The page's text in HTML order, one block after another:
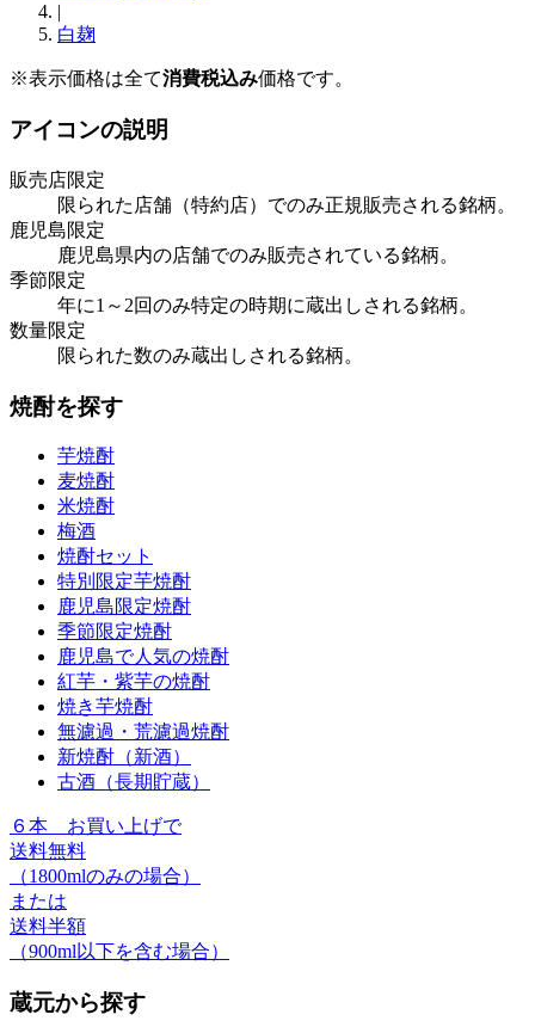
|
白麹
※表示価格は全て消費税込み価格です。
アイコンの説明
販売店限定
限られた店舗（特約店）でのみ正規販売される銘柄。
鹿児島限定
鹿児島県内の店舗でのみ販売されている銘柄。
季節限定
年に1～2回のみ特定の時期に蔵出しされる銘柄。
数量限定
限られた数のみ蔵出しされる銘柄。
焼酎を探す
芋焼酎
麦焼酎
米焼酎
梅酒
焼酎セット
特別限定芋焼酎
鹿児島限定焼酎
季節限定焼酎
鹿児島で人気の焼酎
紅芋・紫芋の焼酎
焼き芋焼酎
無濾過・荒濾過焼酎
新焼酎（新酒）
古酒（長期貯蔵）
６本 お買い上げで
送料無料
（1800mlのみの場合）
または
送料半額
（900ml以下を含む場合）
蔵元から探す